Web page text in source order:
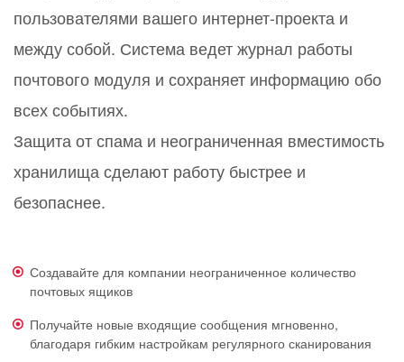
пользователями вашего интернет-проекта и
между собой. Система ведет журнал работы
почтового модуля и сохраняет информацию обо
всех событиях.
Защита от спама и неограниченная вместимость
хранилища сделают работу быстрее и
безопаснее.
Создавайте для компании неограниченное количество
почтовых ящиков
Получайте новые входящие сообщения мгновенно,
благодаря гибким настройкам регулярного сканирования